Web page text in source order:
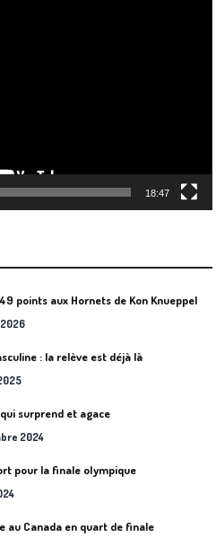
18:47
points aux Hornets de Kon Knueppel
: la relève est déjà là
surprend et agace
2024
pour la finale olympique
au Canada en quart de finale